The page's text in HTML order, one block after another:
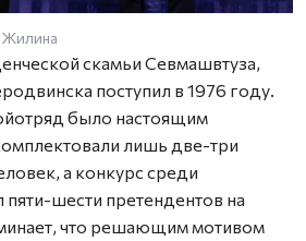
Жилина
скамьи Севмашвтуза,
поступил в 1976 году.
было настоящим
лишь две-три
а конкурс среди
шести претендентов на
что решающим мотивом